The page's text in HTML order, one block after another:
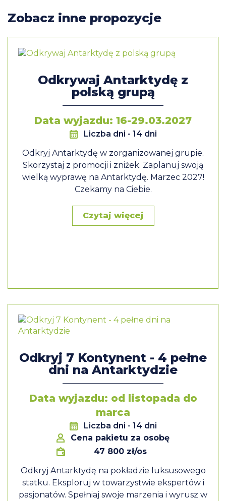
Zobacz inne propozycje
Odkrywaj Antarktydę z
polską grupą
Data wyjazdu: 16-29.03.2027
Liczba dni - 14 dni
Odkryj Antarktydę w zorganizowanej grupie.
Skorzystaj z promocji i zniżek. Zaplanuj swoją
wielką wyprawę na Antarktydę. Marzec 2027!
Czekamy na Ciebie.
Czytaj więcej
Odkryj 7 Kontynent - 4 pełne
dni na Antarktydzie
Data wyjazdu: od listopada do
marca
Liczba dni - 14 dni
Cena pakietu za osobę
47 800 zł/os
Odkryj Antarktydę na pokładzie luksusowego
statku. Eksploruj w towarzystwie ekspertów i
pasjonatów. Spełniaj swoje marzenia i wyrusz w